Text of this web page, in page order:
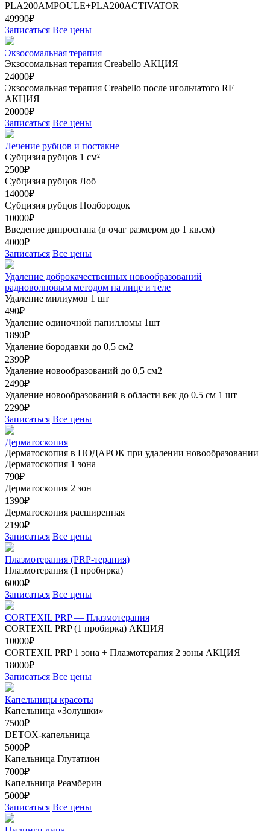
PLA200AMPOULE+PLA200ACTIVATOR
49990₽
Записаться Все цены
Экзосомальная терапия
Экзосомальная терапия Creabello АКЦИЯ
24000₽
Экзосомальная терапия Creabello после игольчатого RF
АКЦИЯ
20000₽
Записаться Все цены
Лечение рубцов и постакне
Субцизия рубцов 1 см²
2500₽
Субцизия рубцов Лоб
14000₽
Субцизия рубцов Подбородок
10000₽
Введение дипроспана (в очаг размером до 1 кв.см)
4000₽
Записаться Все цены
Удаление доброкачественных новообразований
радиоволновым методом на лице и теле
Удаление милиумов 1 шт
490₽
Удаление одиночной папилломы 1шт
1890₽
Удаление бородавки до 0,5 см2
2390₽
Удаление новообразований до 0,5 см2
2490₽
Удаление новообразований в области век до 0.5 см 1 шт
2290₽
Записаться Все цены
Дерматоскопия
Дерматоскопия в ПОДАРОК при удалении новообразовании
Дерматоскопия 1 зона
790₽
Дерматоскопия 2 зон
1390₽
Дерматоскопия расширенная
2190₽
Записаться Все цены
Плазмотерапия (PRP-терапия)
Плазмотерапия (1 пробирка)
6000₽
Записаться Все цены
CORTEXIL PRP — Плазмотерапия
CORTEXIL PRP (1 пробирка) АКЦИЯ
10000₽
CORTEXIL PRP 1 зона + Плазмотерапия 2 зоны АКЦИЯ
18000₽
Записаться Все цены
Капельницы красоты
Капельница «Золушки»
7500₽
DETOX-капельница
5000₽
Капельница Глутатион
7000₽
Капельница Реамберин
5000₽
Записаться Все цены